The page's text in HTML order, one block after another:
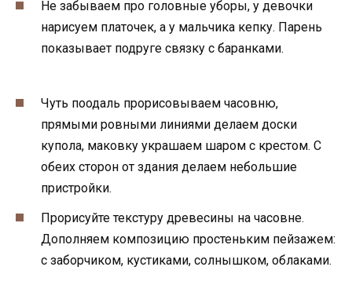
Не забываем про головные уборы, у девочки
нарисуем платочек, а у мальчика кепку. Парень
показывает подруге связку с баранками.
Чуть поодаль прорисовываем часовню,
прямыми ровными линиями делаем доски
купола, маковку украшаем шаром с крестом. С
обеих сторон от здания делаем небольшие
пристройки.
Прорисуйте текстуру древесины на часовне.
Дополняем композицию простеньким пейзажем:
с заборчиком, кустиками, солнышком, облаками.